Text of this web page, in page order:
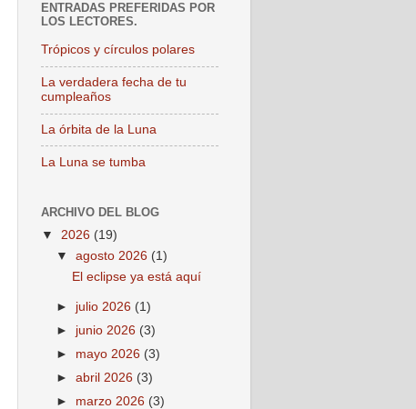
ENTRADAS PREFERIDAS POR
LOS LECTORES.
Trópicos y círculos polares
La verdadera fecha de tu
cumpleaños
La órbita de la Luna
La Luna se tumba
ARCHIVO DEL BLOG
▼ 2026 (19)
▼agosto 2026 (1)
El eclipse ya está aquí
► julio 2026 (1)
► junio 2026 (3)
► mayo 2026 (3)
►abril 2026 (3)
► marzo 2026 (3)